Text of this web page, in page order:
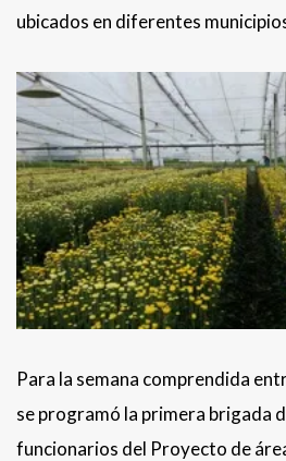
ubicados en diferentes
Para la semana comprendida
se programó la primera brigada
funcionarios del Proyecto de